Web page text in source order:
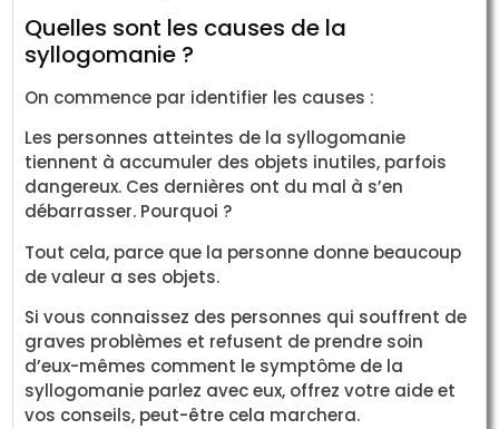
Quelles sont les causes de la
syllogomanie ?
On commence par identifier les causes :
Les personnes atteintes de la syllogomanie
tiennent à accumuler des objets inutiles, parfois
dangereux. Ces dernières ont du mal à s’en
débarrasser. Pourquoi ?
Tout cela, parce que la personne donne beaucoup
de valeur a ses objets.
Si vous connaissez des personnes qui souffrent de
graves problèmes et refusent de prendre soin
d’eux-mêmes comment le symptôme de la
syllogomanie parlez avec eux, offrez votre aide et
vos conseils, peut-être cela marchera.